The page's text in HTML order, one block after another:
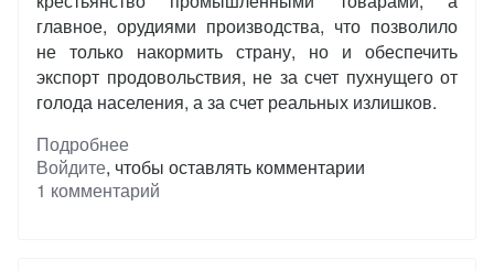
главное, орудиями производства, что позволило
не только накормить страну, но и обеспечить
экспорт продовольствия, не за счет пухнущего от
голода населения, а за счет реальных излишков.
Подробнее
“Счастливые”
крестьяне
Войдите, чтобы оставлять комментарии
1 комментарий